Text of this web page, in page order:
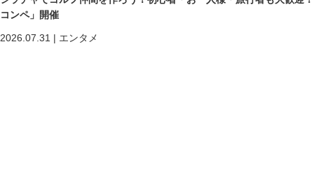
コンペ」開催
2026.07.31 | エンタメ